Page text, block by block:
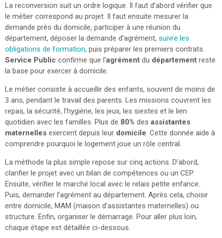
La reconversion suit un ordre logique. Il faut d’abord vérifier que
le métier correspond au projet. Il faut ensuite mesurer la
demande près du domicile, participer à une réunion du
département, déposer la demande d’agrément, suivre les
obligations de formation, puis préparer les premiers contrats.
Service Public confirme que l’agrément du département reste
la base pour exercer à domicile.
Le métier consiste à accueillir des enfants, souvent de moins de
3 ans, pendant le travail des parents. Les missions couvrent les
repas, la sécurité, l’hygiène, les jeux, les siestes et le lien
quotidien avec les familles. Plus de 80% des assistantes
maternelles exercent depuis leur domicile. Cette donnée aide à
comprendre pourquoi le logement joue un rôle central.
La méthode la plus simple repose sur cinq actions. D’abord,
clarifier le projet avec un bilan de compétences ou un CEP.
Ensuite, vérifier le marché local avec le relais petite enfance.
Puis, demander l’agrément au département. Après cela, choisir
entre domicile, MAM (maison d’assistantes maternelles) ou
structure. Enfin, organiser le démarrage. Pour aller plus loin,
chaque étape est détaillée ci-dessous.